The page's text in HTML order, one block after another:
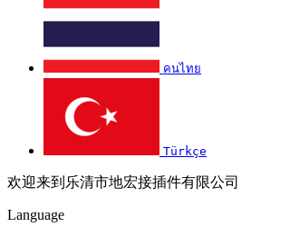
คนไทย
Türkçe
欢迎来到乐清市地宏接插件有限公司
Language